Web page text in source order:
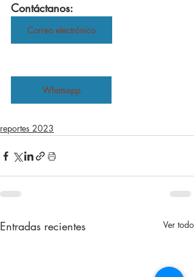
Contáctanos:
Correo electrónico
Whatsapp
reportes 2023
Entradas recientes Ver todo